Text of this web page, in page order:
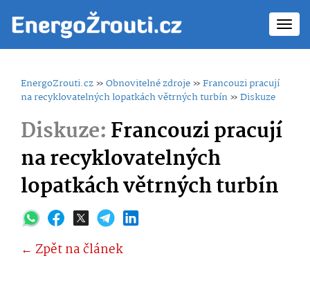
EnergoZrouti.cz»Obnovitelné zdroje»Francouzi pracují
na recyklovatelných lopatkách větrných turbín»Diskuze
Diskuze:Francouzi pracují
na recyklovatelných
lopatkách větrných turbín
← Zpět na článek